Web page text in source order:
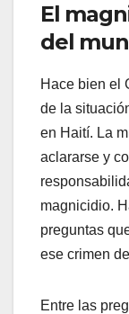
El
del
Hace bien el
de la
en Haití. La
aclararse y
magnicidio.
preguntas
ese crimen
Entre las